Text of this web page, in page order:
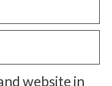
website in